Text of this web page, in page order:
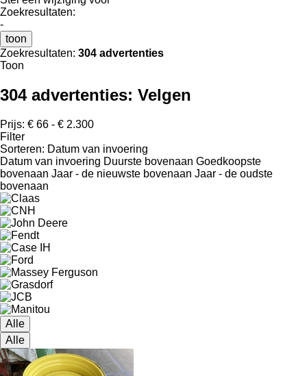
Zoekresultaten:
-
toon
Zoekresultaten: 304 advertenties
Toon
304 advertenties: Velgen
Prijs: € 66 - € 2.300
Filter
Sorteren: Datum van invoering
Datum van invoering Duurste bovenaan Goedkoopste
bovenaan Jaar - de nieuwste bovenaan Jaar - de oudste
bovenaan
Alle
Alle